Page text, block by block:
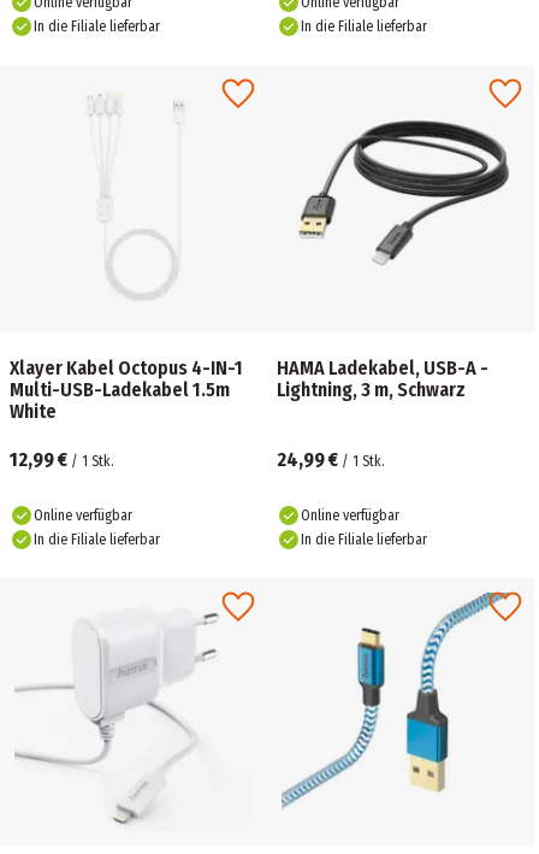
In die Filiale lieferbar
In die Filiale lieferbar
Xlayer Kabel Octopus 4-IN-1
Multi-USB-Ladekabel 1.5m
White
12,99 € / 1 Stk.
Online verfügbar
In die Filiale lieferbar
HAMA Ladekabel, USB-A -
Lightning, 3 m, Schwarz
24,99 € / 1 Stk.
Online verfügbar
In die Filiale lieferbar